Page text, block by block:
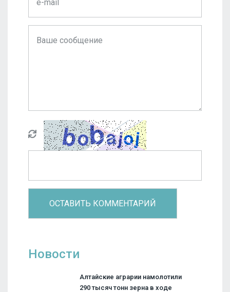
Новости
Алтайские аграрии намолотили
290 тысяч тонн зерна в ходе